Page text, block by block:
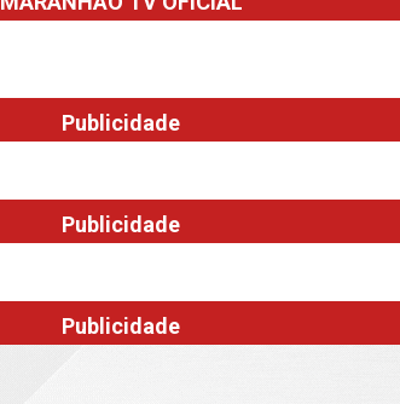
Publicidade
Publicidade
Publicidade